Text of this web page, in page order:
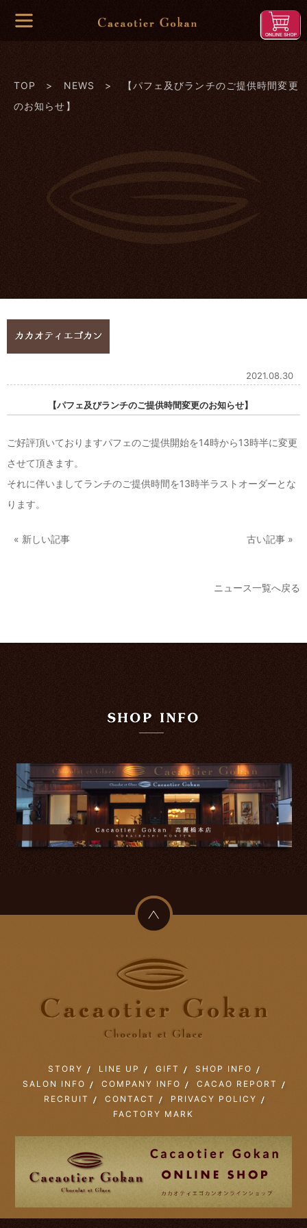
TOP > NEWS
> 【パフェ及びランチのご提供時間変更
のお知らせ】
2021.08.30
【パフェ及びランチのご提供時間変更のお知らせ】
ご好評頂いておりますパフェのご提供開始を14時から13時半に変更
させて頂きます。
それに伴いましてランチのご提供時間を13時半ラストオーダーとな
ります。
古い記事 »
« 新しい記事
ニュース一覧へ戻る
STORY LINE UP GIFT
SHOP INFO
SALON INFO
COMPANY INFO
CACAO REPORT
RECRUIT
CONTACT
PRIVACY POLICY
FACTORY MARK